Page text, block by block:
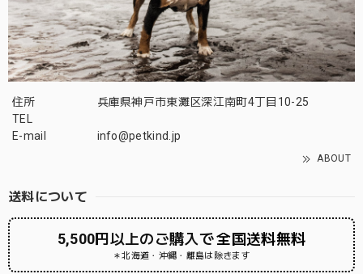
住所
兵庫県神戸市東灘区深江南町4丁目10-25
TEL
E-mail
info@petkind.jp
ABOUT
送料について
5,500円以上のご購入で全国送料無料
＊北海道・沖縄・離島は除きます